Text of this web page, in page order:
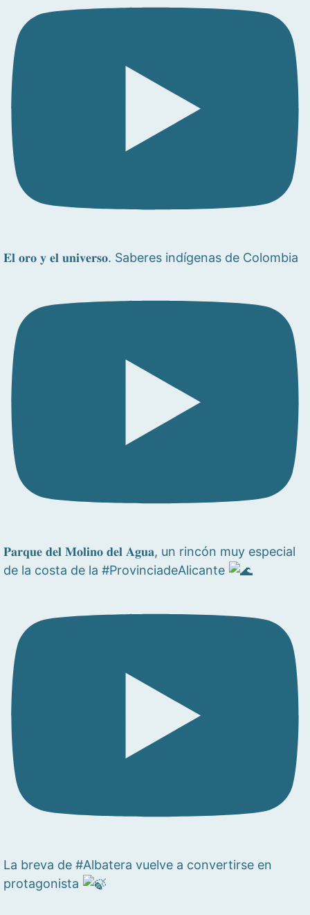
𝐄𝐥 𝐨𝐫𝐨 𝐲 𝐞𝐥 𝐮𝐧𝐢𝐯𝐞𝐫𝐬𝐨. Saberes indígenas de Colombia
𝐏𝐚𝐫𝐪𝐮𝐞 𝐝𝐞𝐥 𝐌𝐨𝐥𝐢𝐧𝐨 𝐝𝐞𝐥 𝐀𝐠𝐮𝐚, un rincón muy especial
de la costa de la #ProvinciadeAlicante
La breva de #Albatera vuelve a convertirse en
protagonista